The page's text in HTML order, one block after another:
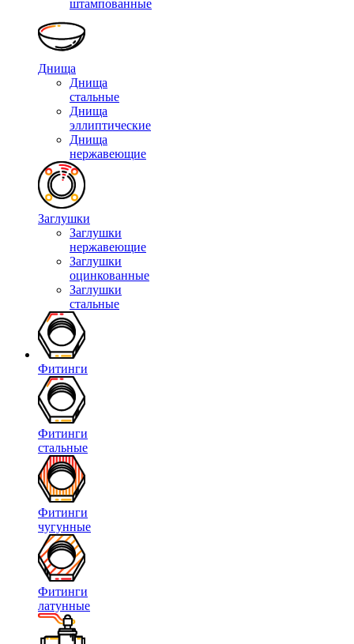
штампованные
Днища
Днища
стальные
Днища
эллиптические
Днища
нержавеющие
Заглушки
Заглушки
нержавеющие
Заглушки
оцинкованные
Заглушки
стальные
Фитинги
Фитинги
стальные
Фитинги
чугунные
Фитинги
латунные